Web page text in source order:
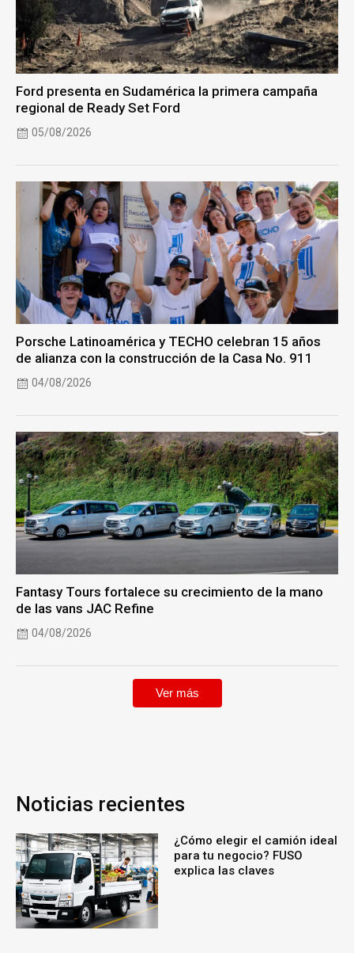
Ford presenta en Sudamérica la primera campaña
regional de Ready Set Ford
05/08/2026
Porsche Latinoamérica y TECHO celebran 15 años
de alianza con la construcción de la Casa No. 911
04/08/2026
Fantasy Tours fortalece su crecimiento de la mano
de las vans JAC Refine
04/08/2026
Ver más
Noticias recientes
¿Cómo elegir el camión ideal
para tu negocio? FUSO
explica las claves